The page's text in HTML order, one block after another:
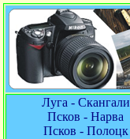
Луга - Скангали
Псков - Нарва
Псков - Полоцк